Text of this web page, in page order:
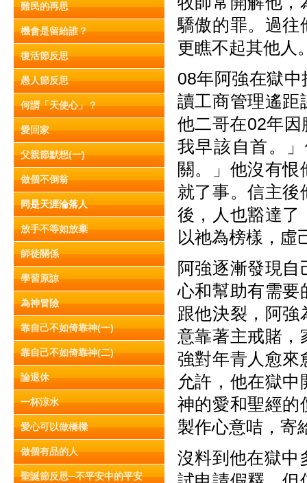
難民的再思
機會是留給誰？
復活節反思
愚人節反思
何謂「天使心」？
愛回家
父親節默想(一)
做個不倒翁
同是天涯淪落人
放手不等如放棄
師徒關係
學習原諒
為神冒險
靠自己不如倚靠神(一)
靠自己不如倚靠神(二)
論退休
一杯涼水
愛心可以做橋樑
做個有品的人
聖誕節反思─不平安中的平安
驕傲的罪。過往
更瞧不起其他人
08年阿強在獄
讀工商管理遙距
他二哥在02年
我早該自首。
關。」他沒有
就了事。信主後
後，人也豁達了
以祂為榜樣，虛
阿強逐漸發現
心和幫助有需要
跟他決裂，阿強
意靠著主戒賭，
強對年青人愈來
允許，他在獄
神的愛和聖經的
製作心意咭，寄
沒料到他在獄中